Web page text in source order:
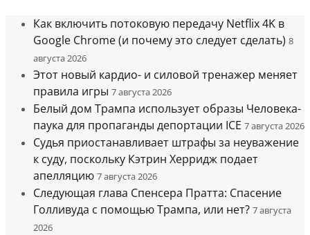
Как включить потоковую передачу Netflix 4K в
Google Chrome (и почему это следует сделать) 8
августа 2026
Этот новый кардио- и силовой тренажер меняет
правила игры 7 августа 2026
Белый дом Трампа использует образы Человека-
паука для пропаганды депортации ICE 7 августа 2026
Судья приостанавливает штрафы за неуважение
к суду, поскольку Кэтрин Херридж подает
апелляцию 7 августа 2026
Следующая глава Спенсера Пратта: Спасение
Голливуда с помощью Трампа, или нет? 7 августа
2026